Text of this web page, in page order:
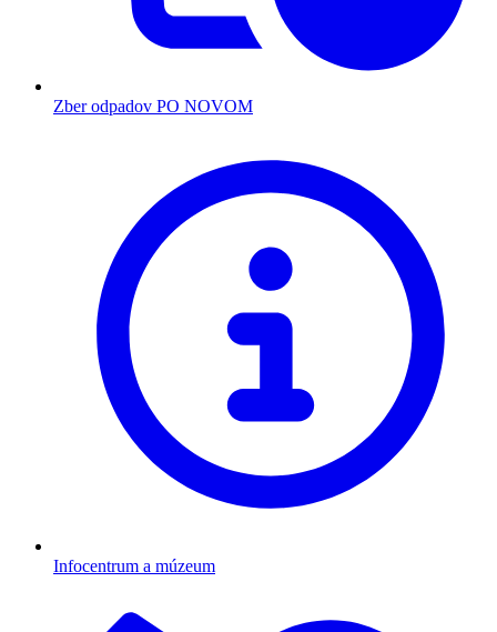
Zber odpadov PO NOVOM
Infocentrum a múzeum